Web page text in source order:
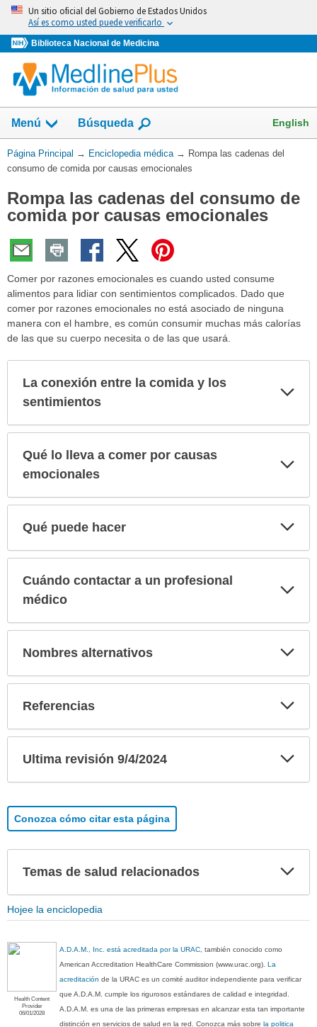
Omita
vaya
al
Contenido
Un sitio oficial del Gobierno de Estados Unidos
Así es como usted puede verificarlo
Biblioteca Nacional de Medicina
Menú Búsqueda English
Usted
está
Página Principal → Enciclopedia médica → Rompa las cadenas del
consumo de comida por causas emocionales
Rompa las cadenas del consumo de
comida por causas emocionales
Comer por razones emocionales es cuando usted consume
alimentos para lidiar con sentimientos complicados. Dado que
comer por razones emocionales no está asociado de ninguna
manera con el hambre, es común consumir muchas más calorías
de las que su cuerpo necesita o de las que usará.
La conexión entre la comida y los
sentimientos
Qué lo lleva a comer por causas
emocionales
Qué puede hacer
Cuándo contactar a un profesional
médico
Nombres alternativos
Referencias
Ultima revisión 9/4/2024
Conozca cómo citar esta página
Temas de salud relacionados
Hojee la enciclopedia
Health Content
Provider
06/01/2028
A.D.A.M., Inc. está acreditada por la URAC , también conocido como
American Accreditation HealthCare Commission (www.urac.org).La
acreditación de la URAC es un comité auditor independiente para verificar
que A.D.A.M. cumple los rigurosos estándares de calidad e integridad.
A.D.A.M. es una de las primeras empresas en alcanzar esta tan importante
distinción en servicios de salud en la red. Conozca más sobrela politica